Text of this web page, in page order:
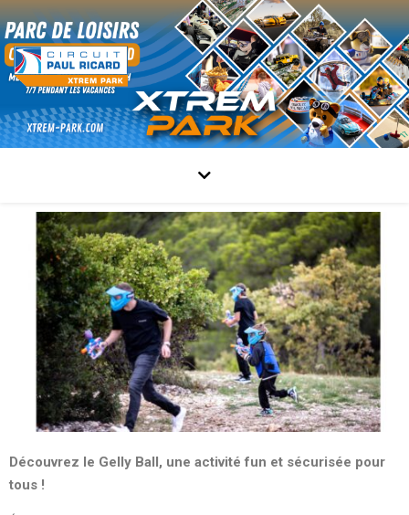
Découvrez le Gelly Ball, une activité fun et sécurisée pour
tous !